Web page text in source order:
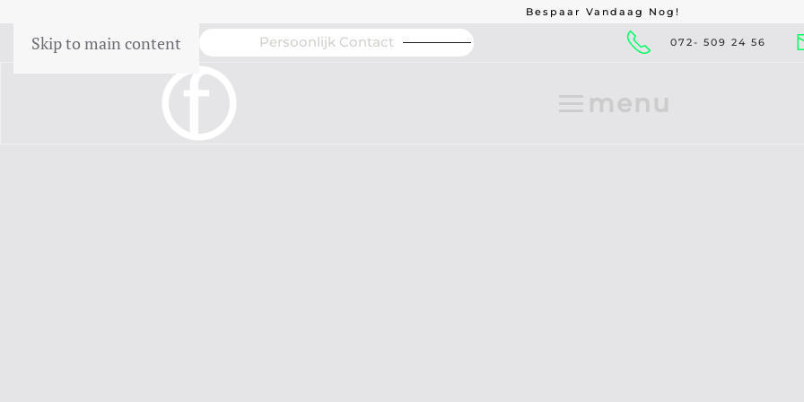
Skip to main content
bij Schade Persoonlijk Contact 100% Onafhankelijk072- 509 24 56
menu
Bespaar Vandaag Nog!